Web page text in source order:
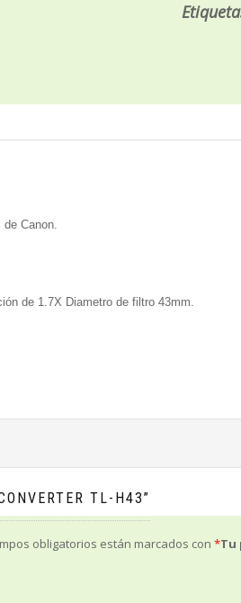
Canon.
de 1.7X Diametro de filtro 43mm.
TL-H43”
obligatorios están marcados con *Tu